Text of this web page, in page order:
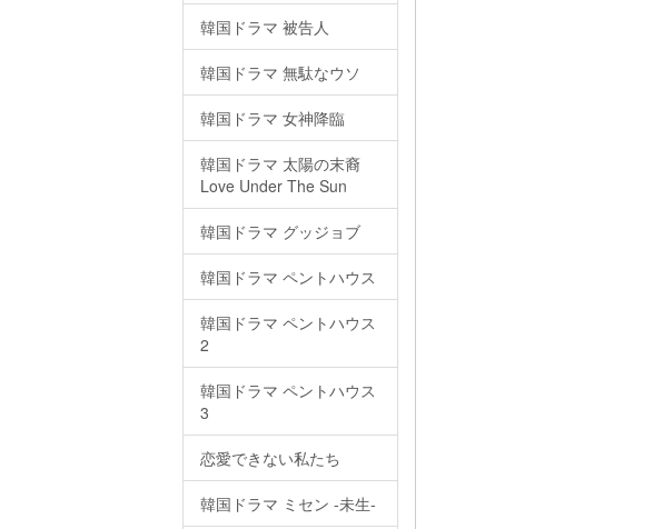
韓国ドラマ 被告人
韓国ドラマ 無駄なウソ
韓国ドラマ 女神降臨
韓国ドラマ 太陽の末裔
Love Under The Sun
韓国ドラマ グッジョブ
韓国ドラマ ペントハウス
韓国ドラマ ペントハウス
2
韓国ドラマ ペントハウス
3
恋愛できない私たち
韓国ドラマ ミセン -未生-